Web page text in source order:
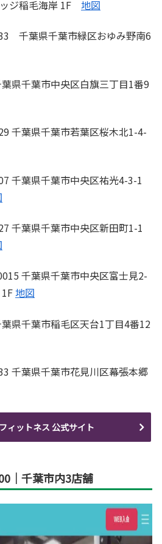
ジ稲毛海岸 1F 地図
千葉県千葉市緑区おゆみ野南6
県千葉市中央区白旗三丁目1番9
千葉県千葉市若葉区桜木北1-4-
千葉県千葉市中央区祐光4-3-1
千葉県千葉市中央区新田町1-1
千葉県千葉市中央区富士見2-
地図
県千葉市稲毛区天台1丁目4番12
千葉県千葉市花見川区幕張本郷
ィットネス 公式サイト
｜千葉市内3店舗